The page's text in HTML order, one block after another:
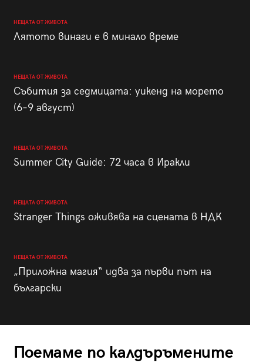
НЕЩАТА ОТ ЖИВОТА
Лятото винаги е в минало време
НЕЩАТА ОТ ЖИВОТА
Събития за седмицата: уикенд на морето
(6–9 август)
НЕЩАТА ОТ ЖИВОТА
Summer City Guide: 72 часа в Иракли
НЕЩАТА ОТ ЖИВОТА
Stranger Things оживява на сцената в НДК
НЕЩАТА ОТ ЖИВОТА
„Приложна магия“ идва за първи път на
български
Поемаме по калдъръмените